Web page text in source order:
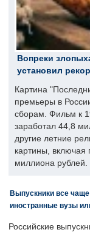
Вопреки
установил
Картина
премьеры в
сборам. Фильм к
заработал 44,8
другие летние
картины,
миллиона рублей.
Выпускники все
иностранные вузы
Российские